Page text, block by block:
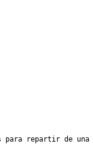
para repartir de